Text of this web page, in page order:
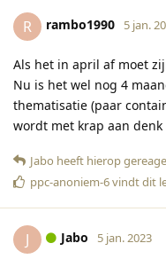
R rambo1990 5 jan.
Als het in april af moet
Nu is het wel nog 4
thematisatie (paar
wordt met krap aan denk
Jabo heeft hierop
ppc-anoniem-6vindt dit
J Jabo 5 jan. 2023